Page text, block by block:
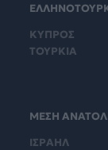
ΚΥΠΡΟΣ
ΤΟΥΡΚΙΑ
ΜΕΣΗ
ΙΣΡΑΗΛ